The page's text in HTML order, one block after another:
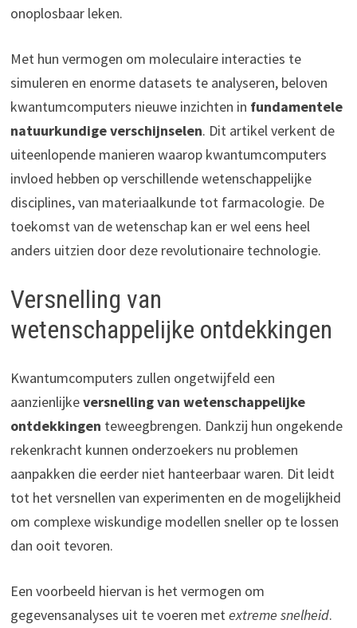
onoplosbaar leken.
Met hun vermogen om moleculaire interacties te
simuleren en enorme datasets te analyseren, beloven
kwantumcomputers nieuwe inzichten in fundamentele
natuurkundige verschijnselen. Dit artikel verkent de
uiteenlopende manieren waarop kwantumcomputers
invloed hebben op verschillende wetenschappelijke
disciplines, van materiaalkunde tot farmacologie. De
toekomst van de wetenschap kan er wel eens heel
anders uitzien door deze revolutionaire technologie.
Versnelling van
wetenschappelijke ontdekkingen
Kwantumcomputers zullen ongetwijfeld een
aanzienlijkeversnelling van wetenschappelijke
ontdekkingen teweegbrengen. Dankzij hun ongekende
rekenkracht kunnen onderzoekers nu problemen
aanpakken die eerder niet hanteerbaar waren. Dit leidt
tot het versnellen van experimenten en de mogelijkheid
om complexe wiskundige modellen sneller op te lossen
dan ooit tevoren.
Een voorbeeld hiervan is het vermogen om
gegevensanalyses uit te voeren metextreme snelheid.